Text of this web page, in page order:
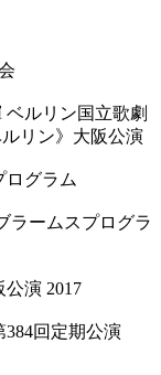
ルリン国立歌劇
リン》大阪公演
ログラム
ラームスプログラ
演 2017
回定期公演